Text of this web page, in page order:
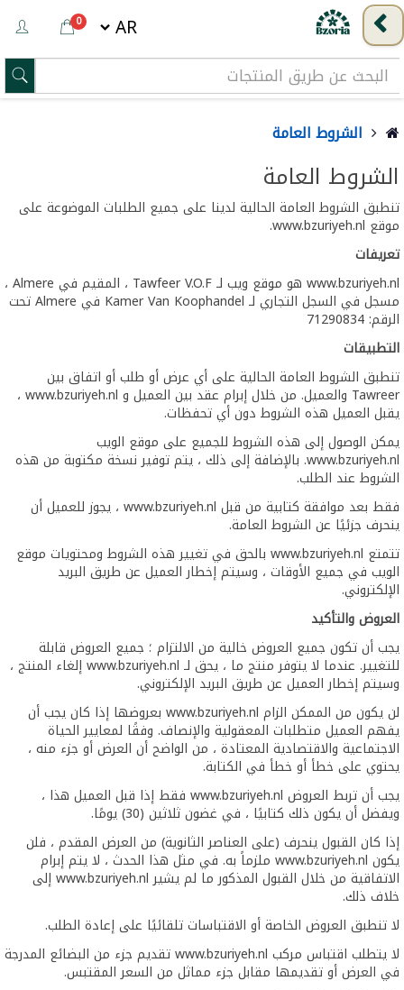
0
الشروط العامة
الشروط العامة
تنطبق الشروط العامة الحالية لدينا على جميع الطلبات الموضوعة على
موقع www.bzuriyeh.nl.
تعريفات
www.bzuriyeh.nl هو موقع ويب لـ Tawfeer V.O.F ، المقيم في Almere ،
مسجل في السجل التجاري لـ Kamer Van Koophandel في Almere تحت
الرقم: 71290834
التطبيقات
تنطبق الشروط العامة الحالية على أي عرض أو طلب أو اتفاق بين
Tawreer والعميل. من خلال إبرام عقد بين العميل و www.bzuriyeh.nl ،
يقبل العميل هذه الشروط دون أي تحفظات.
يمكن الوصول إلى هذه الشروط للجميع على موقع الويب
www.bzuriyeh.nl. بالإضافة إلى ذلك ، يتم توفير نسخة مكتوبة من هذه
الشروط عند الطلب.
فقط بعد موافقة كتابية من قبل www.bzuriyeh.nl ، يجوز للعميل أن
ينحرف جزئيًا عن الشروط العامة.
تتمتع www.bzuriyeh.nl بالحق في تغيير هذه الشروط ومحتويات موقع
الويب في جميع الأوقات ، وسيتم إخطار العميل عن طريق البريد
الإلكتروني.
العروض والتأكيد
يجب أن تكون جميع العروض خالية من الالتزام ؛ جميع العروض قابلة
للتغيير. عندما لا يتوفر منتج ما ، يحق لـ www.bzuriyeh.nl إلغاء المنتج ،
وسيتم إخطار العميل عن طريق البريد الإلكتروني.
لن يكون من الممكن الزام www.bzuriyeh.nl بعروضها إذا كان يجب أن
يفهم العميل متطلبات المعقولية والإنصاف. وفقًا لمعايير الحياة
الاجتماعية والاقتصادية المعتادة ، من الواضح أن العرض أو جزء منه ،
يحتوي على خطأ أو خطأ في الكتابة.
يجب أن تربط العروض www.bzuriyeh.nl فقط إذا قبل العميل هذا ،
ويفضل أن يكون ذلك كتابيًا ، في غضون ثلاثين (30) يومًا.
إذا كان القبول ينحرف (على العناصر الثانوية) من العرض المقدم ، فلن
يكون www.bzuriyeh.nl ملزماً به. في مثل هذا الحدث ، لا يتم إبرام
الاتفاقية من خلال القبول المذكور ما لم يشير www.bzuriyeh.nl إلى
خلاف ذلك.
لا تنطبق العروض الخاصة أو الاقتباسات تلقائيًا على إعادة الطلب.
لا يتطلب اقتباس مركب www.bzuriyeh.nl تقديم جزء من البضائع المدرجة
في العرض أو تقديمها مقابل جزء مماثل من السعر المقتبس.